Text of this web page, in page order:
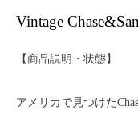
Vintage
【商品説明・状態】
アメリカで見つけた